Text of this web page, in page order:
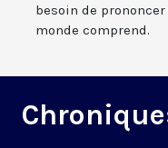
besoin de
monde comprend.